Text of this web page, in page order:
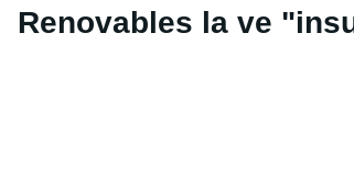
Renovables la ve